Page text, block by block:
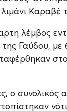
Καραβέ
λέμβος
της Γαύδου,
ο συνολικός